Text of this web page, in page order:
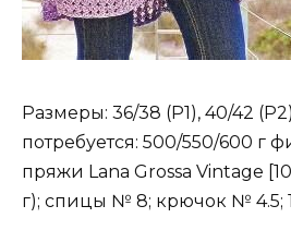
Размеры: 36/38 (Р1), 40/42
потребуется: 500/550/600 г
пряжи Lanа Grossа Vintage
г); спицы № 8; крючок № 4.5;